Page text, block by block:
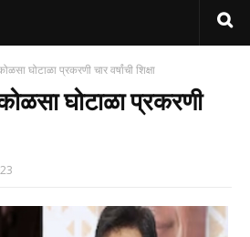
घोटाळा प्रकरणी चार वर्षांची शिक्षा
घोटाळा प्रकरणी